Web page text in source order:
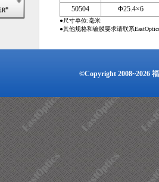
50504
Φ25.4×6
●尺寸单位:毫米
●其他规格和镀膜要求请联系
©Copyright 2008~2026